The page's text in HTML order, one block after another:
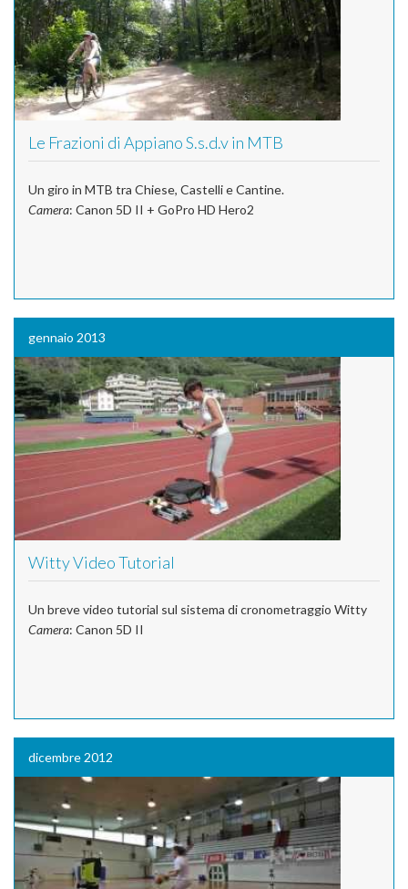
Le Frazioni di Appiano S.s.d.v in MTB
Un giro in MTB tra Chiese, Castelli e Cantine.
Camera: Canon 5D II + GoPro HD Hero2
gennaio 2013
Witty Video Tutorial
Un breve video tutorial sul sistema di cronometraggio Witty
Camera: Canon 5D II
dicembre 2012